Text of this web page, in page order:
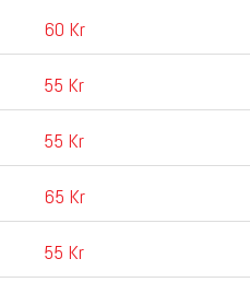
60 Kr
55 Kr
55 Kr
65 Kr
55 Kr